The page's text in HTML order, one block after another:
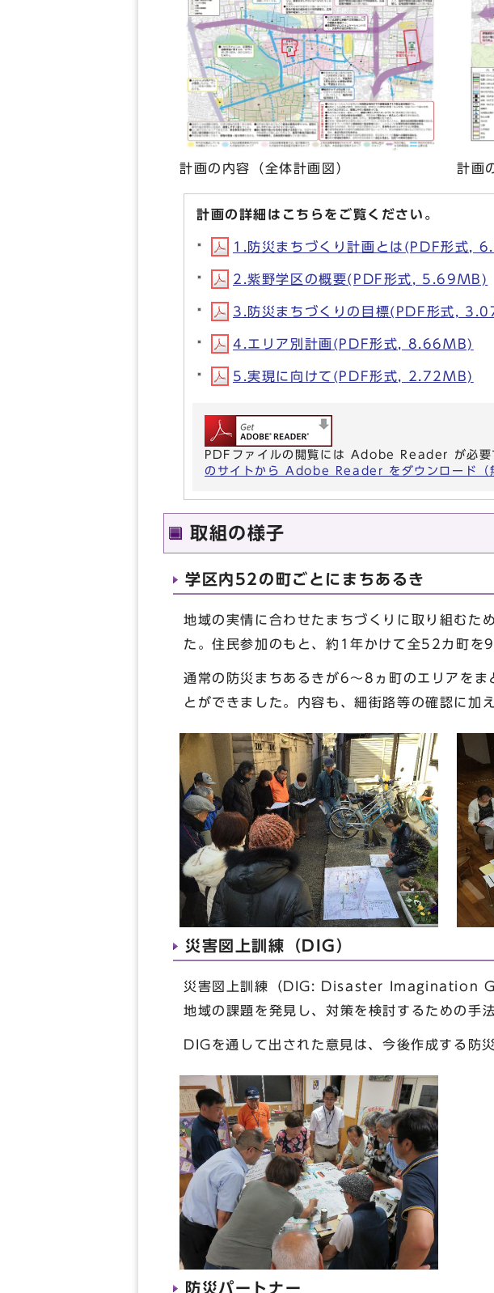
計画の内容（全体計画図） 計画
計画の詳細はこちらをご覧ください。
1.防災まちづくり計画とは(PDF形式,
2.紫野学区の概要(PDF形式, 5.69MB)
3.防災まちづくりの目標(PDF形式,
4.エリア別計画(PDF形式, 8.66MB)
5.実現に向けて(PDF形式, 2.72MB)
PDFファイルの閲覧には Adobe Reader が必要
のサイトから Adobe Reader をダウンロード（
取組の様子
学区内52の町ごとにまちあるき
地域の実情に合わせたまちづくりに取り組むた
た。住民参加のもと、約1年かけて全52カ町を
通常の防災まちあるきが6～8ヵ町のエリアをま
とができました。内容も、細街路等の確認に加
災害図上訓練（DIG）
災害図上訓練（DIG: Disaster Imagination
地域の課題を発見し、対策を検討するための手
DIGを通して出された意見は、今後作成する防
防災パートナー